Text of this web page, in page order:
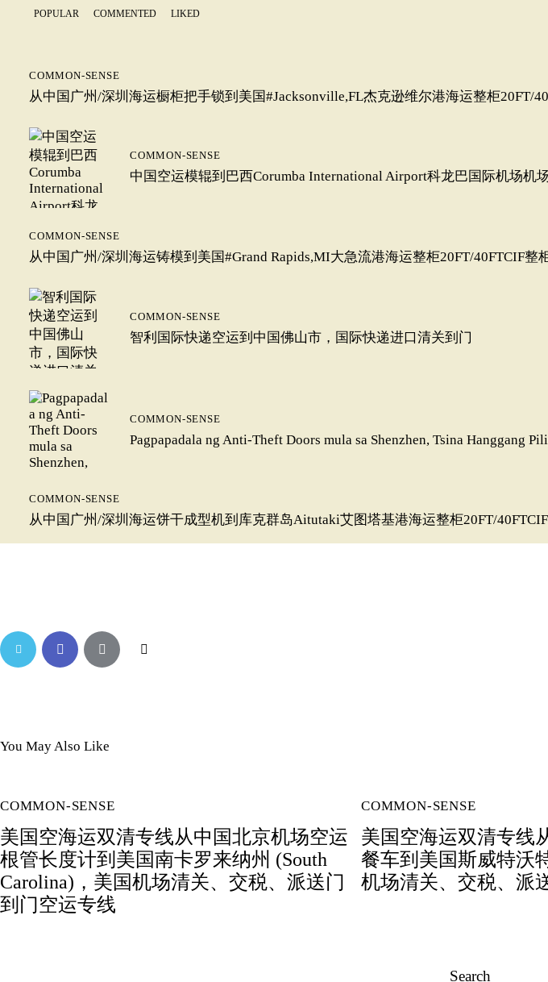
POPULAR COMMENTED LIKED
COMMON-SENSE
从中国广州/深圳海运橱柜把手锁到美国#Jacksonville,FL杰克逊维尔港海运整柜20FT/
COMMON-SENSE
中国空运模辊到巴西Corumba International Airport科龙巴国际机场机
COMMON-SENSE
从中国广州/深圳海运铸模到美国#Grand Rapids,MI大急流港海运整柜20FT/40FTCIF
COMMON-SENSE
智利国际快递空运到中国佛山市，国际快递进口清关到门
COMMON-SENSE
Pagpapadala ng Anti-Theft Doors mula sa Shenzhen, Tsina Hanggang
COMMON-SENSE
从中国广州/深圳海运饼干成型机到库克群岛Aitutaki艾图塔基港海运整柜20FT/
You May Also Like
COMMON-SENSE
美国空海运双清专线从中国北京机场空运
根管长度计到美国南卡罗来纳州 (South
Carolina)，美国机场清关、交税、派送门
到门空运专线
COMMON-SENSE
美国空海运双清专线
餐车到美国斯威特沃
机场清关、交税、派
Search